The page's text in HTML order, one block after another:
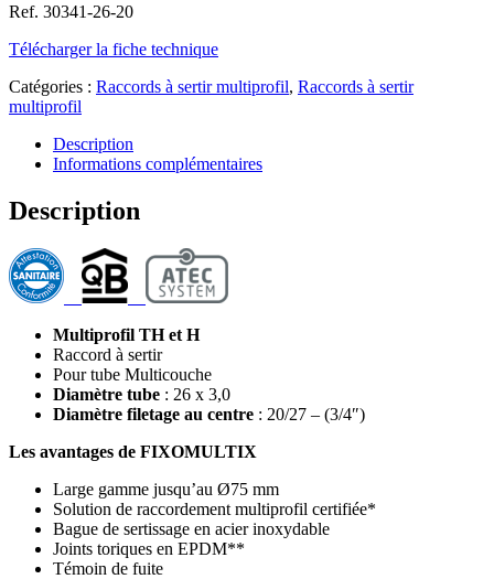
Ref. 30341-26-20
Télécharger la fiche technique
Catégories : Raccords à sertir multiprofil, Raccords à sertir
multiprofil
Description
Informations complémentaires
Description
Multiprofil TH et H
Raccord à sertir
Pour tube Multicouche
Diamètre tube : 26 x 3,0
Diamètre filetage au centre : 20/27 – (3/4″)
Les avantages de FIXOMULTIX
Large gamme jusqu’au Ø75 mm
Solution de raccordement multiprofil certifiée*
Bague de sertissage en acier inoxydable
Joints toriques en EPDM**
Témoin de fuite